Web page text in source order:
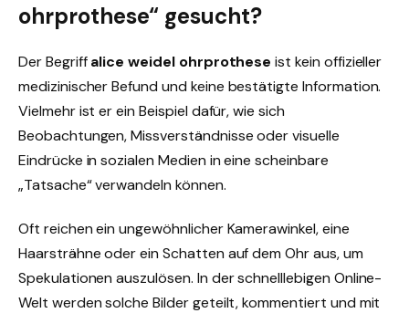
ohrprothese“ gesucht?
Der Begriffalice weidel ohrprothese ist kein offizieller
medizinischer Befund und keine bestätigte Information.
Vielmehr ist er ein Beispiel dafür, wie sich
Beobachtungen, Missverständnisse oder visuelle
Eindrücke in sozialen Medien in eine scheinbare
„Tatsache“ verwandeln können.
Oft reichen ein ungewöhnlicher Kamera­winkel, eine
Haarsträhne oder ein Schatten auf dem Ohr aus, um
Spekulationen auszulösen. In der schnelllebigen Online-
Welt werden solche Bilder geteilt, kommentiert und mit